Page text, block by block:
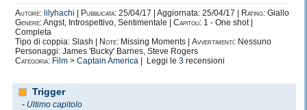
Autore: lilyhachi Pubblicata: 25/04/17 | Aggiornata: 25/04/17 | Rating: Giallo
Genere:Angst, Introspettivo, Sentimentale | Capitoli: 1 - One shot |
Completa
Tipo di coppia: Slash |
Note: Missing Moments | Avvertimenti: Nessuno
Personaggi: James 'Bucky' Barnes, Steve Rogers
Categoria: Film > Captain America | Leggi le 3 recensioni
Trigger
- Ultimo capitolo